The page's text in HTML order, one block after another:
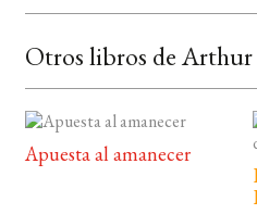
Otros libros de
Apuesta al amanecer